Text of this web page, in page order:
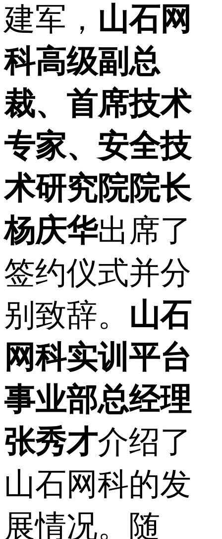
建军， 山石网
科高级副总
裁、首席技术
专家、安全技
术研究院院长
杨庆华出席了
签约仪式并分
别致辞。 山石
网科实训平台
事业部总经理
张秀才介绍了
山石网科的发
展情况。随